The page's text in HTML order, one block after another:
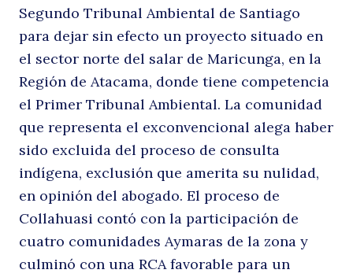
Segundo Tribunal Ambiental de Santiago
para dejar sin efecto un proyecto situado en
el sector norte del salar de Maricunga, en la
Región de Atacama, donde tiene competencia
el Primer Tribunal Ambiental. La comunidad
que representa el exconvencional alega haber
sido excluida del proceso de consulta
indígena, exclusión que amerita su nulidad,
en opinión del abogado. El proceso de
Collahuasi contó con la participación de
cuatro comunidades Aymaras de la zona y
culminó con una RCA favorable para un